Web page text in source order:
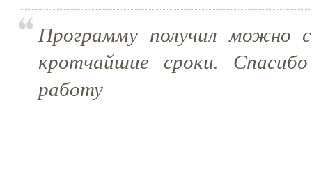
Программу получил можно
кротчайшие сроки.
работу